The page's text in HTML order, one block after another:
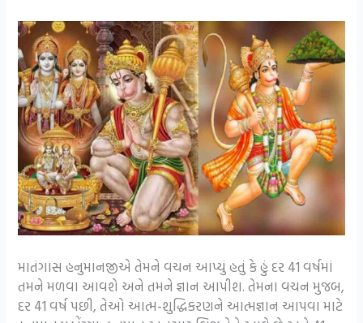
માતંગાસ હનુમાનજીએ તેમને વચન આપ્યું હતું કે હું દર 41 વર્ષમાં
તમને મળવા આવશે અને તમને જ્ઞાન આપીશ. તેમના વચન મુજબ,
દર 41 વર્ષ પછી, તેઓ આત્મ-શુદ્ધિકરણને આત્મજ્ઞાન આપવા માટે